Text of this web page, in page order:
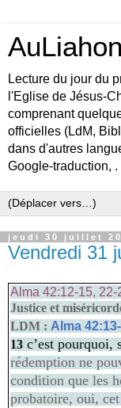
Lecture du jour du
l'Eglise de Jésus-
comprenant
officielles (LdM,
dans d'autres
Google-traduction, .
jeudi 30 juillet
Vendredi 31
Alma 42:12-15, 22-
Justice et
LDM : Alma
13c’est pourquoi,
rédemption ne
condition que les
probatoire, oui,